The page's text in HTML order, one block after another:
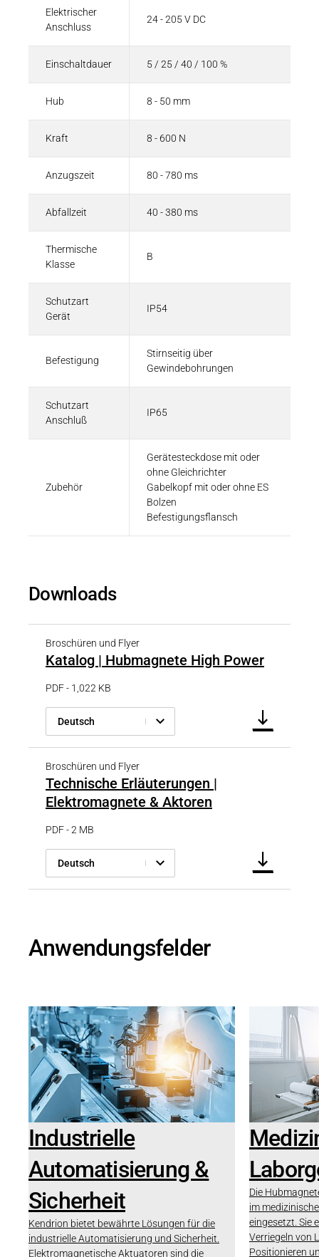
Elektrischer
Anschluss
24 - 205 V DC
Einschaltdauer 5 / 25 / 40 / 100 %
Hub 8 - 50 mm
Kraft 8 - 600 N
Anzugszeit 80 - 780 ms
Abfallzeit 40 - 380 ms
Thermische
Klasse
B
Schutzart
Gerät
IP54
Befestigung
Stirnseitig über
Gewindebohrungen
Schutzart
Anschluß
IP65
Zubehör
Gerätesteckdose mit oder
ohne Gleichrichter
Gabelkopf mit oder ohne ES
Bolzen
Befestigungsflansch
Downloads
Broschüren und Flyer
Katalog | Hubmagnete High Power
PDF - 1,022 KB
Deutsch
Broschüren und Flyer
Technische Erläuterungen |
Elektromagnete & Aktoren
PDF - 2 MB
Deutsch
Anwendungsfelder
Industrielle
Automatisierung &
Sicherheit
Kendrion bietet bewährte Lösungen für die
industrielle Automatisierung und Sicherheit.
Elektromagnetische Aktuatoren sind die
Die
im
eingesetzt. Sie
Verriegeln von
Positionieren